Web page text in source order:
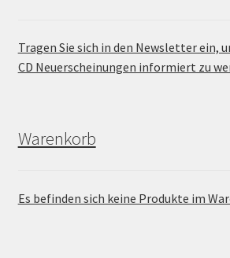
Tragen Sie sich in den Newsletter ein,
CD Neuerscheinungen informiert zu
Warenkorb
Es befinden sich keine Produkte im